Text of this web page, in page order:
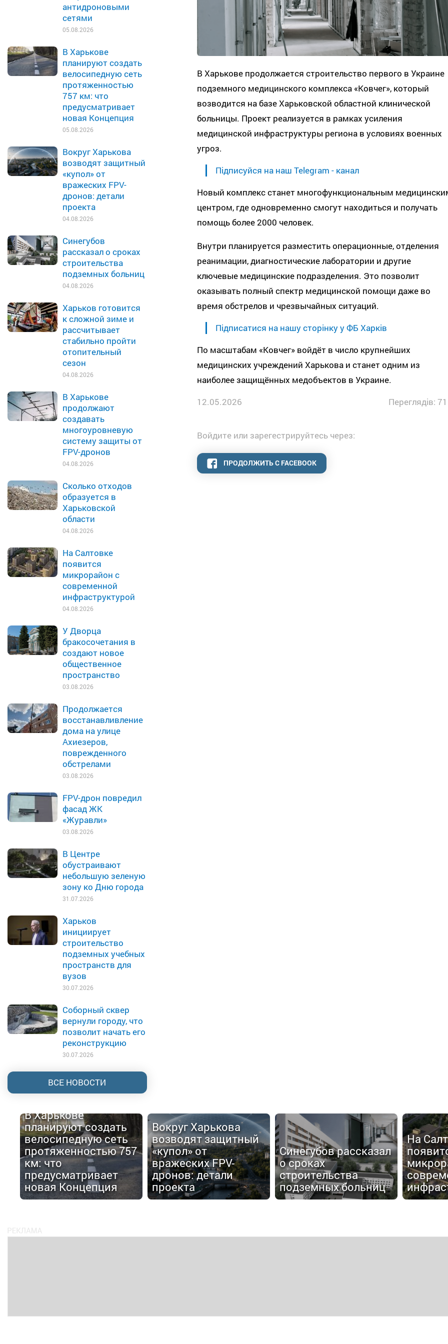
антидроновыми
сетями
05.08.2026
В Харькове
планируют создать
велосипедную сеть
протяженностью
757 км: что
предусматривает
новая Концепция
05.08.2026
Вокруг Харькова
возводят защитный
«купол» от
вражеских FPV-
дронов: детали
проекта
04.08.2026
Синегубов
рассказал о сроках
строительства
подземных больниц
04.08.2026
Харьков готовится
к сложной зиме и
рассчитывает
стабильно пройти
отопительный
сезон
04.08.2026
В Харькове
продолжают
создавать
многоуровневую
систему защиты от
FPV-дронов
04.08.2026
Сколько отходов
образуется в
Харьковской
области
04.08.2026
На Салтовке
появится
микрорайон с
современной
инфраструктурой
04.08.2026
У Дворца
бракосочетания в
создают новое
общественное
пространство
03.08.2026
Продолжается
восстанавливление
дома на улице
Ахиезеров,
поврежденного
обстрелами
03.08.2026
FPV-дрон повредил
фасад ЖК
«Журавли»
03.08.2026
В Центре
обустраивают
небольшую зеленую
зону ко Дню города
31.07.2026
Харьков
инициирует
строительство
подземных учебных
пространств для
вузов
30.07.2026
Соборный сквер
вернули городу, что
позволит начать его
реконструкцию
30.07.2026
ВСЕ НОВОСТИ
В Харькове продолжается строительство первого в Украине
подземного медицинского комплекса «Ковчег», который
возводится на базе Харьковской областной клинической
больницы. Проект реализуется в рамках усиления
медицинской инфраструктуры региона в условиях военных
угроз.
Підписуйся на наш Telegram - канал
Новый комплекс станет многофункциональным
центром, где одновременно смогут находиться и получать
помощь более 2000 человек.
Внутри планируется разместить операционные, отделения
реанимации, диагностические лаборатории и другие
ключевые медицинские подразделения. Это позволит
оказывать полный спектр медицинской помощи даже во
время обстрелов и чрезвычайных ситуаций.
Підписатися на нашу сторінку у ФБ Харків
По масштабам «Ковчег» войдёт в число крупнейших
медицинских учреждений Харькова и станет одним из
наиболее защищённых медобъектов в Украине.
12.05.2026
Переглядів:
Войдите или зарегестрируйтесь через:
ПРОДОЛЖИТЬ С FACEBOOK
В Харькове
планируют создать
велосипедную сеть
протяженностью 757
км: что
предусматривает
новая Концепция
Вокруг Харькова
возводят защитный
«купол» от
вражеских FPV-
дронов: детали
проекта
Синегубов рассказал
о сроках
строительства
подземных больниц
На